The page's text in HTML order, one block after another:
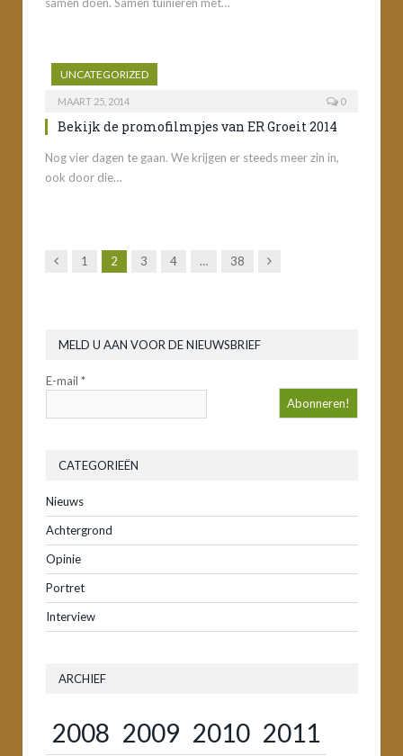
UNCATEGORIZED
MAART 25, 2014 0
Bekijk de promofilmpjes van ER Groeit 2014
Nog vier dagen te gaan. We krijgen er steeds meer zin in,
ook door die…
Vorige1 2 3 4 … 38 Volgende
MELD U AAN VOOR DE NIEUWSBRIEF
E-mail *
CATEGORIEËN
Nieuws
Achtergrond
Opinie
Portret
Interview
ARCHIEF
2008 2009 2010 2011